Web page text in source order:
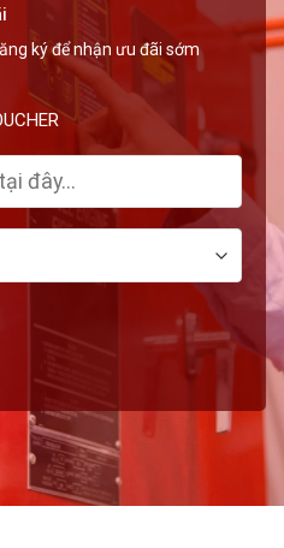
ký để nhận ưu đãi sớm